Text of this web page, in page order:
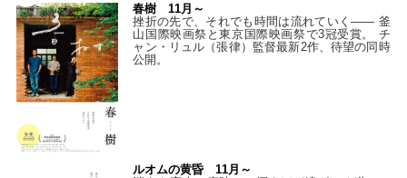
春樹 11月～
挫折の先で、それでも時間は流れていく—— 釜
山国際映画祭と東京国際映画祭で3冠受賞。 チ
ャン・リュル（張律）監督最新2作、待望の同時
公開。
ルオムの黄昏 11月～